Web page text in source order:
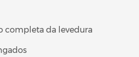
completa da levedura